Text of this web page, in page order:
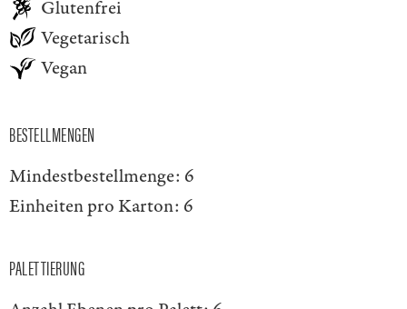
Glutenfrei
Vegetarisch
Vegan
BESTELLMENGEN
Mindestbestellmenge: 6
Einheiten pro Karton: 6
PALETTIERUNG